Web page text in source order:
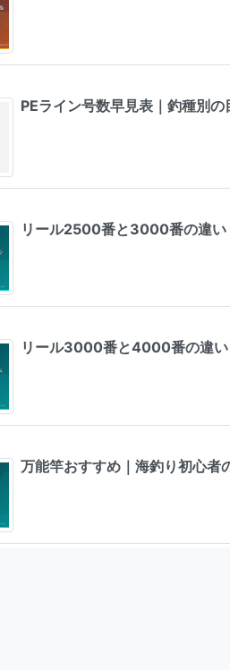
PEライン号数早見表｜釣種別
リール2500番と3000番の違い
リール3000番と4000番の違い
万能竿おすすめ｜海釣り初心者